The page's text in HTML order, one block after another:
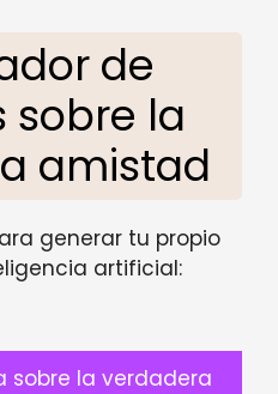
de
sobre la
amistad
generar tu propio
artificial:
sobre la verdadera